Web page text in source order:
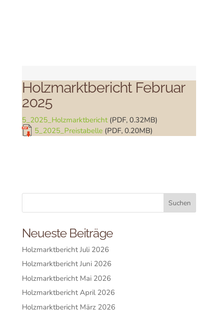
Holzmarktbericht Februar
2025
5_2025_Holzmarktbericht (PDF, 0.32MB)
5_2025_Preistabelle(PDF, 0.20MB)
Neueste Beiträge
Holzmarktbericht Juli 2026
Holzmarktbericht Juni 2026
Holzmarktbericht Mai 2026
Holzmarktbericht April 2026
Holzmarktbericht März 2026